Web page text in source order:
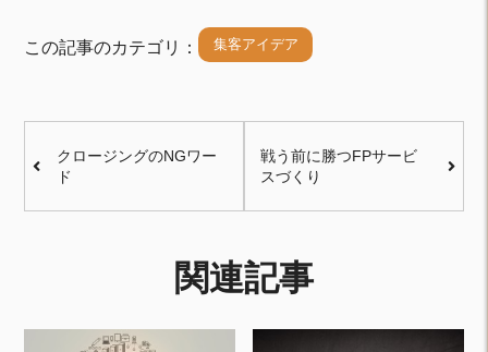
この記事のカテゴリ： 集客アイデア
クロージングのNGワー
ド
戦う前に勝つFPサービ
スづくり
関連記事